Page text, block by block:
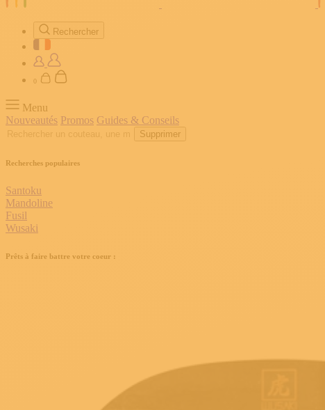
Rechercher
0
Menu
Nouveautés Promos Guides & Conseils
Supprimer
Recherches populaires
Santoku
Mandoline
Fusil
Wusaki
Prêts à faire battre votre coeur :